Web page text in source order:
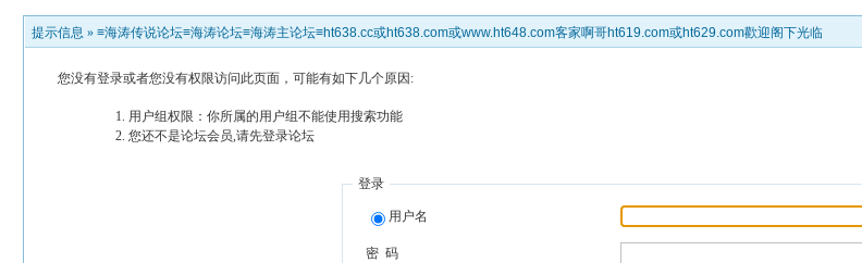
提示信息 » ≡海涛传说论坛≡海涛论坛≡海涛主论坛≡ht638.cc或ht638.com或www.ht648.com客家啊哥ht619.com或ht629.com歡迎阁下光临
您没有登录或者您没有权限访问此页面，可能有如下几个原因:
用户组权限：你所属的用户组不能使用搜索功能
您还不是论坛会员,请先登录论坛
登录
用户名
密 码